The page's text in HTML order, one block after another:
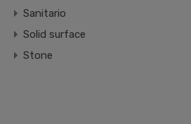
Sanitario
Solid surface
Stone